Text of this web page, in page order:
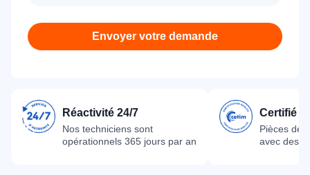
Envoyer votre demande
Réactivité 24/7
Nos techniciens sont
opérationnels 365 jours par an
Certifié
Pièces
avec des